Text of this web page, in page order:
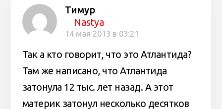
Тимур
Nastya
14 мая 2013 в 03:21
Так а кто говорит, что это Атлантида?
Там же написано, что Атлантида
затонула 12 тыс. лет назад. А этот
материк затонул несколько десятков